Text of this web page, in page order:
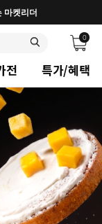
마켓리더
0
전 특가/혜택